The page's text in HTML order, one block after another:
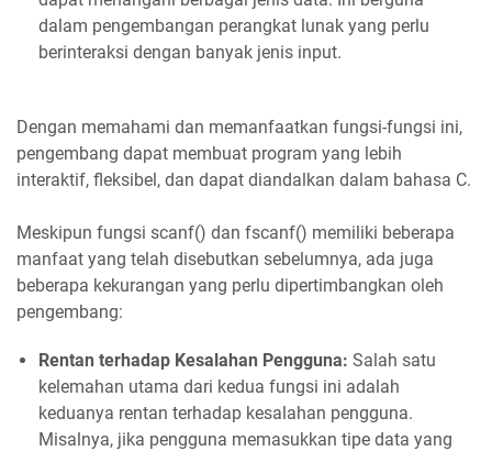
dalam pengembangan perangkat lunak yang perlu
berinteraksi dengan banyak jenis input.
Dengan memahami dan memanfaatkan fungsi-fungsi ini,
pengembang dapat membuat program yang lebih
interaktif, fleksibel, dan dapat diandalkan dalam bahasa C.
Meskipun fungsi scanf() dan fscanf() memiliki beberapa
manfaat yang telah disebutkan sebelumnya, ada juga
beberapa kekurangan yang perlu dipertimbangkan oleh
pengembang:
Rentan terhadap Kesalahan Pengguna: Salah satu
kelemahan utama dari kedua fungsi ini adalah
keduanya rentan terhadap kesalahan pengguna.
Misalnya, jika pengguna memasukkan tipe data yang